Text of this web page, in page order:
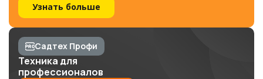
Узнать больше
Садтех Профи
Техника для
профессионалов